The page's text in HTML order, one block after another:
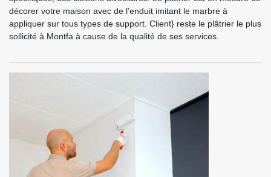
décorer votre maison avec de l’enduit imitant le marbre à
appliquer sur tous types de support. Client} reste le plâtrier le plus
sollicité à Montfa à cause de la qualité de ses services.